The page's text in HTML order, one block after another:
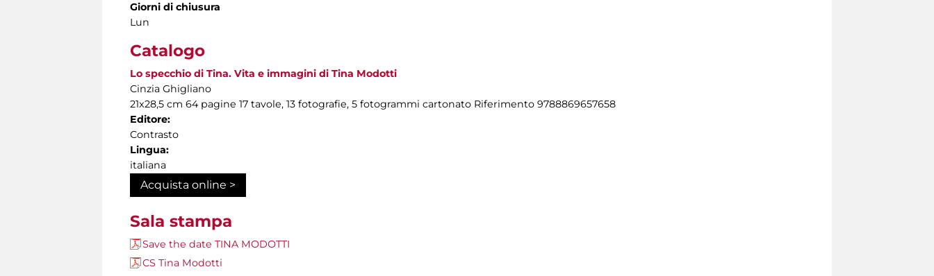
Giorni di chiusura
Lun
Catalogo
Lo specchio di Tina. Vita e immagini di Tina Modotti
Cinzia Ghigliano
21x28,5 cm 64 pagine 17 tavole, 13 fotografie, 5 fotogrammi cartonato Riferimento 9788869657658
Editore:
Contrasto
Lingua:
italiana
Acquista online >
Sala stampa
Save the date TINA MODOTTI
CS Tina Modotti